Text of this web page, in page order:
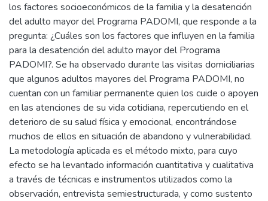
los factores socioeconómicos de la familia y la desatención
del adulto mayor del Programa PADOMI, que responde a la
pregunta: ¿Cuáles son los factores que influyen en la familia
para la desatención del adulto mayor del Programa
PADOMI?. Se ha observado durante las visitas domiciliarias
que algunos adultos mayores del Programa PADOMI, no
cuentan con un familiar permanente quien los cuide o apoyen
en las atenciones de su vida cotidiana, repercutiendo en el
deterioro de su salud física y emocional, encontrándose
muchos de ellos en situación de abandono y vulnerabilidad.
La metodología aplicada es el método mixto, para cuyo
efecto se ha levantado información cuantitativa y cualitativa
a través de técnicas e instrumentos utilizados como la
observación, entrevista semiestructurada, y como sustento